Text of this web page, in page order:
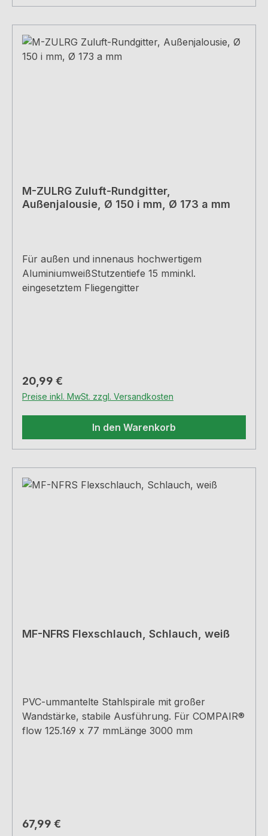
M-ZULRG Zuluft-Rundgitter,
Außenjalousie, Ø 150 i mm, Ø 173 a mm
Für außen und innenaus hochwertigem
AluminiumweißStutzentiefe 15 mminkl.
eingesetztem Fliegengitter
Regulärer Preis:
20,99 €
Preise inkl. MwSt. zzgl. Versandkosten
In den Warenkorb
MF-NFRS Flexschlauch, Schlauch, weiß
PVC-ummantelte Stahlspirale mit großer
Wandstärke, stabile Ausführung. Für COMPAIR®
flow 125.169 x 77 mmLänge 3000 mm
Regulärer Preis:
67,99 €